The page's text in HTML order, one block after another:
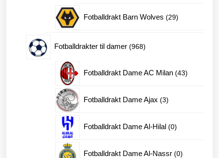
produkt
Fotballdrakt Barn Wolves 2929
Fotballdrakter til damer 968968
Fotballdrakt Dame AC Milan 4343
Fotballdrakt Dame Ajax 33
Fotballdrakt Dame Al-Hilal 00
Fotballdrakt Dame Al-Nassr 00